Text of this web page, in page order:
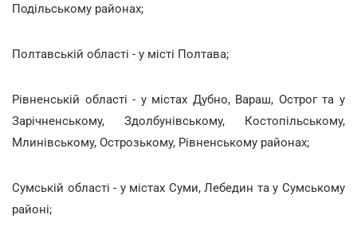
Подільському районах;
Полтавській області - у місті Полтава;
Рівненській області - у містах Дубно, Вараш, Острог та у
Зарічненському, Здолбунівському, Костопільському,
Млинівському, Острозькому, Рівненському районах;
Сумській області - у містах Суми, Лебедин та у Сумському
районі;